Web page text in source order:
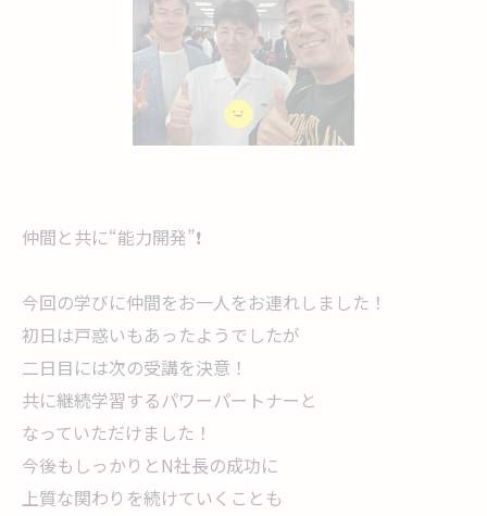
仲間と共に“能力開発”❗
今回の学びに仲間をお一人をお連れしました！
初日は戸惑いもあったようでしたが
二日目には次の受講を決意！
共に継続学習するパワーパートナーと
なっていただけました！
今後もしっかりとN社長の成功に
上質な関わりを続けていくことも